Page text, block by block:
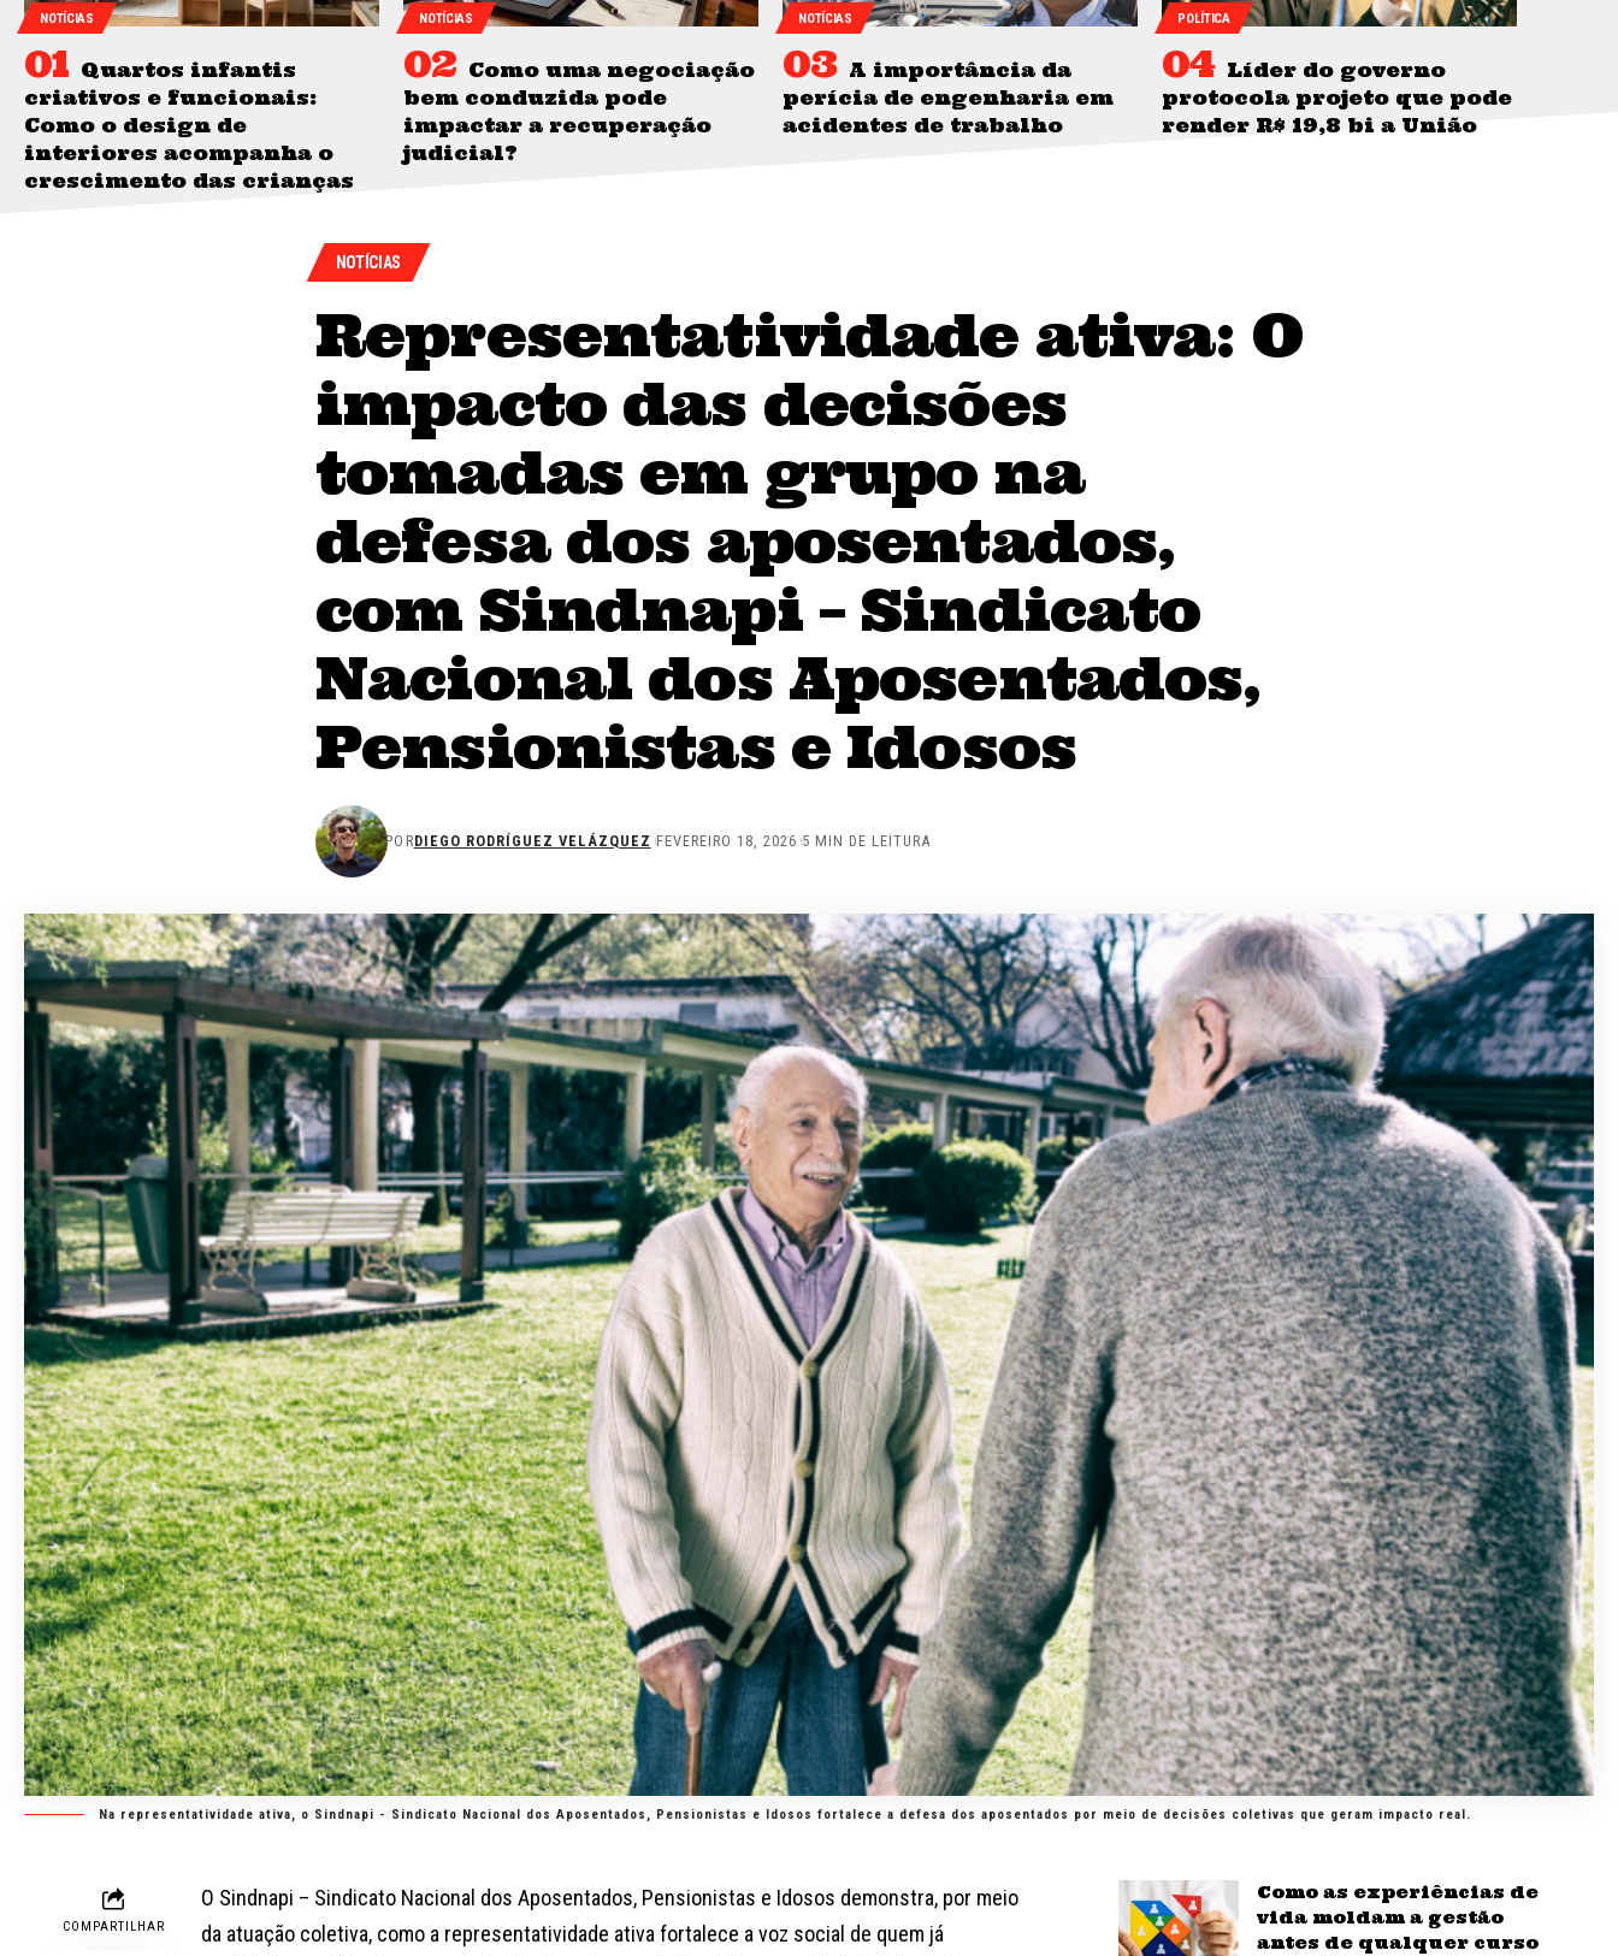
NOTÍCIAS
Quartos infantis
criativos e funcionais:
Como o design de
interiores acompanha o
crescimento das crianças
NOTÍCIAS
Como uma negociação
bem conduzida pode
impactar a recuperação
judicial?
NOTÍCIAS
A importância da
perícia de engenharia em
acidentes de trabalho
POLÍTICA
Líder do governo
protocola projeto que pode
render R$ 19,8 bi a União
NOTÍCIAS
Representatividade ativa: O
impacto das decisões
tomadas em grupo na
defesa dos aposentados,
com Sindnapi – Sindicato
Nacional dos Aposentados,
Pensionistas e Idosos
PORDIEGO RODRÍGUEZ VELÁZQUEZ FEVEREIRO 18, 2026 5 MIN DE LEITURA
Na representatividade ativa, o Sindnapi - Sindicato Nacional dos Aposentados, Pensionistas e Idosos fortalece a defesa dos aposentados por meio de decisões coletivas que geram impacto real.
COMPARTILHAR
O Sindnapi – Sindicato Nacional dos Aposentados, Pensionistas e Idosos demonstra, por meio
da atuação coletiva, como a representatividade ativa fortalece a voz social de quem já
Como as experiências de
vida moldam a gestão
antes de qualquer curso